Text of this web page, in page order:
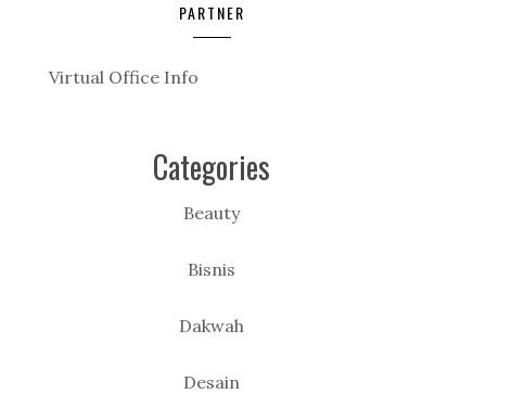
PARTNER
Virtual Office Info
Categories
Beauty
Bisnis
Dakwah
Desain